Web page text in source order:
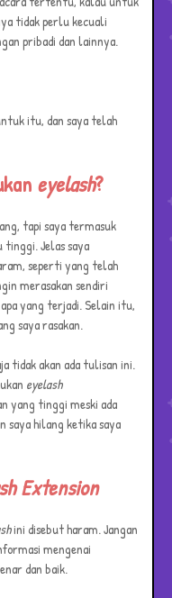
tidak perlu kecuali
pribadi dan lainnya.
itu, dan saya telah
eyelash?
tapi saya termasuk
tinggi. Jelas saya
seperti yang telah
merasakan sendiri
yang terjadi. Selain itu,
saya rasakan.
tidak akan ada tulisan ini.
eyelash
yang tinggi meski ada
saya hilang ketika saya
Extension
ini disebut haram. Jangan
mengenai
dan baik.